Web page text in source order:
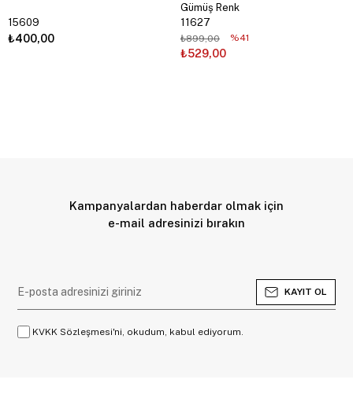
15609
₺400,00
Gümüş Renk
11627
₺529,00
₺899,00 %41
Kampanyalardan haberdar olmak için
e-mail adresinizi bırakın
KAYIT OL
KVKK Sözleşmesi'ni, okudum, kabul ediyorum.